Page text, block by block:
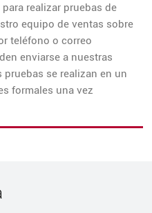
realizar pruebas de
equipo de ventas sobre
teléfono o correo
enviarse a nuestras
se realizan en un
formales una vez